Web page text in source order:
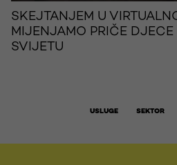
SKEJTANJEM U
MIJENJAMO PRIČE DJECE
SVIJETU
USLUGE SEKTOR